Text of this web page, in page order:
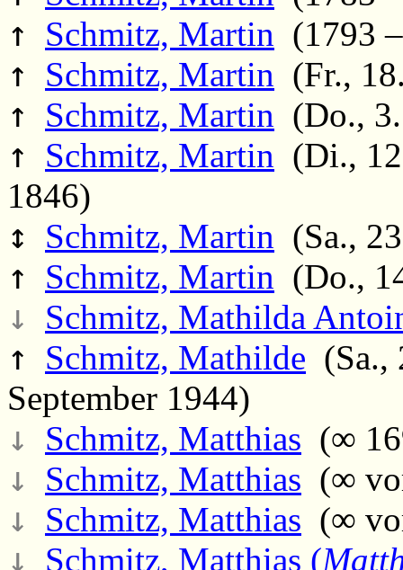
↑ Schmitz, Martin (1793
↑ Schmitz, Martin (Fr.,
↑ Schmitz, Martin (Do.,
↑ Schmitz, Martin (Di.,
1846)
↕ Schmitz, Martin (Sa.,
↑ Schmitz, Martin (Do.,
↓ Schmitz, Mathilda
↑ Schmitz, Mathilde (Sa.,
September 1944)
↓ Schmitz, Matthias (∞
↓ Schmitz, Matthias (∞
↓ Schmitz, Matthias (∞
↓ Schmitz, Matthias (